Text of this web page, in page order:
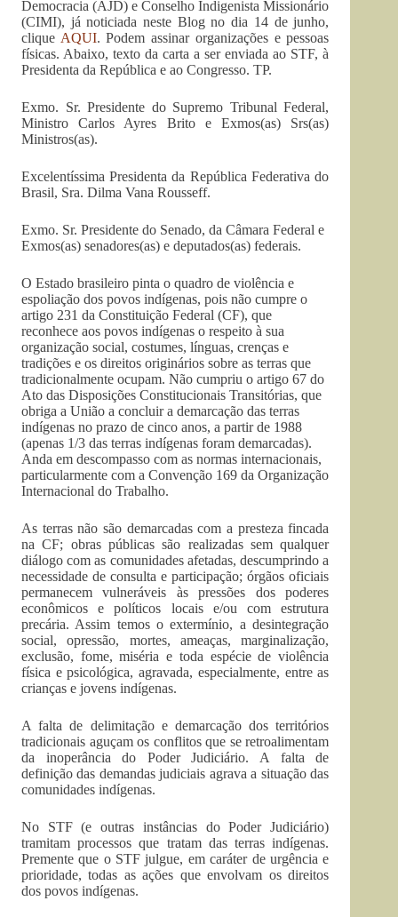
Democracia (AJD) e Conselho Indigenista Missionário
(CIMI), já noticiada neste Blog no dia 14 de junho,
clique AQUI. Podem assinar organizações e pessoas
físicas. Abaixo, texto da carta a ser enviada ao STF, à
Presidenta da República e ao Congresso. TP.
Exmo. Sr. Presidente do Supremo Tribunal Federal,
Ministro Carlos Ayres Brito e Exmos(as) Srs(as)
Ministros(as).
Excelentíssima Presidenta da República Federativa do
Brasil, Sra. Dilma Vana Rousseff.
Exmo. Sr. Presidente do Senado, da Câmara Federal e
Exmos(as) senadores(as) e deputados(as) federais.
O Estado brasileiro pinta o quadro de violência e
espoliação dos povos indígenas, pois não cumpre o
artigo 231 da Constituição Federal (CF), que
reconhece aos povos indígenas o respeito à sua
organização social, costumes, línguas, crenças e
tradições e os direitos originários sobre as terras que
tradicionalmente ocupam. Não cumpriu o artigo 67 do
Ato das Disposições Constitucionais Transitórias, que
obriga a União a concluir a demarcação das terras
indígenas no prazo de cinco anos, a partir de 1988
(apenas 1/3 das terras indígenas foram demarcadas).
Anda em descompasso com as normas internacionais,
particularmente com a Convenção 169 da Organização
Internacional do Trabalho.
As terras não são demarcadas com a presteza fincada
na CF; obras públicas são realizadas sem qualquer
diálogo com as comunidades afetadas, descumprindo a
necessidade de consulta e participação; órgãos oficiais
permanecem vulneráveis às pressões dos poderes
econômicos e políticos locais e/ou com estrutura
precária. Assim temos o extermínio, a desintegração
social, opressão, mortes, ameaças, marginalização,
exclusão, fome, miséria e toda espécie de violência
física e psicológica, agravada, especialmente, entre as
crianças e jovens indígenas.
A falta de delimitação e demarcação dos territórios
tradicionais aguçam os conflitos que se retroalimentam
da inoperância do Poder Judiciário. A falta de
definição das demandas judiciais agrava a situação das
comunidades indígenas.
No STF (e outras instâncias do Poder Judiciário)
tramitam processos que tratam das terras indígenas.
Premente que o STF julgue, em caráter de urgência e
prioridade, todas as ações que envolvam os direitos
dos povos indígenas.